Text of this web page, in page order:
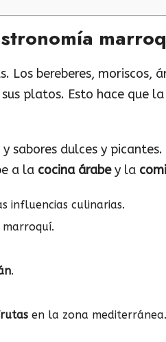
Los bereberes, moriscos,
platos. Esto hace que
sabores dulces y
a la cocina árabey la
influencias culinarias.
.
en la zona mediterránea.